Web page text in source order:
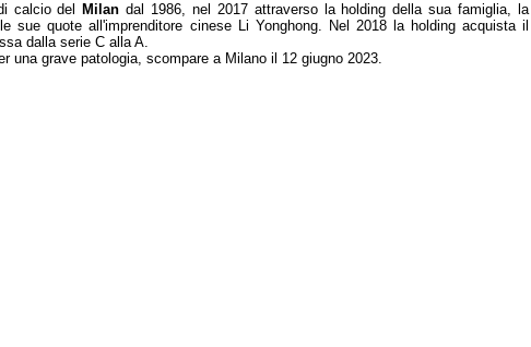
calcio del
Milan dal 1986, nel 2017 attraverso la holding della sua famiglia, la
sue quote all'imprenditore cinese Li Yonghong. Nel 2018 la holding acquista il
dalla serie C alla A.
una grave patologia, scompare a Milano il 12 giugno 2023.